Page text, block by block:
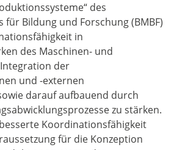
des
Bildung und Forschung (BMBF)
in
des Maschinen- und
der
und -externen
darauf aufbauend durch
zu stärken.
Koordinationsfähigkeit
für die Konzeption